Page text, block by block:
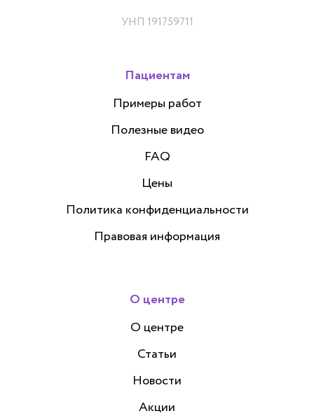
УНП 191759711
Пациентам
Примеры работ
Полезные видео
FAQ
Цены
Политика конфиденциальности
Правовая информация
О центре
О центре
Статьи
Новости
Акции